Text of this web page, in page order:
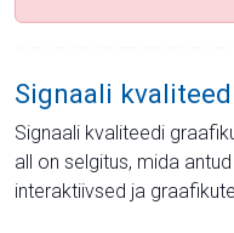
Signaali
Signaali kvaliteedi
all on selgitus, mida
interaktiivsed ja